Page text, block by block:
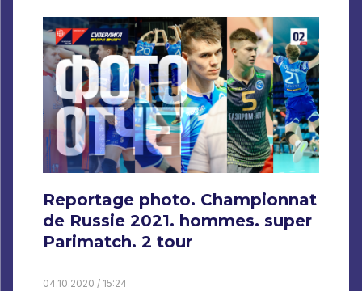
Reportage photo. Championnat
de Russie 2021. hommes. super
Parimatch. 2 tour
04.10.2020 / 15:24